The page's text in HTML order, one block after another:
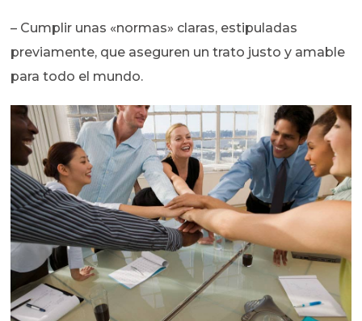
– Cumplir unas «normas» claras, estipuladas
previamente, que aseguren un trato justo y amable
para todo el mundo.